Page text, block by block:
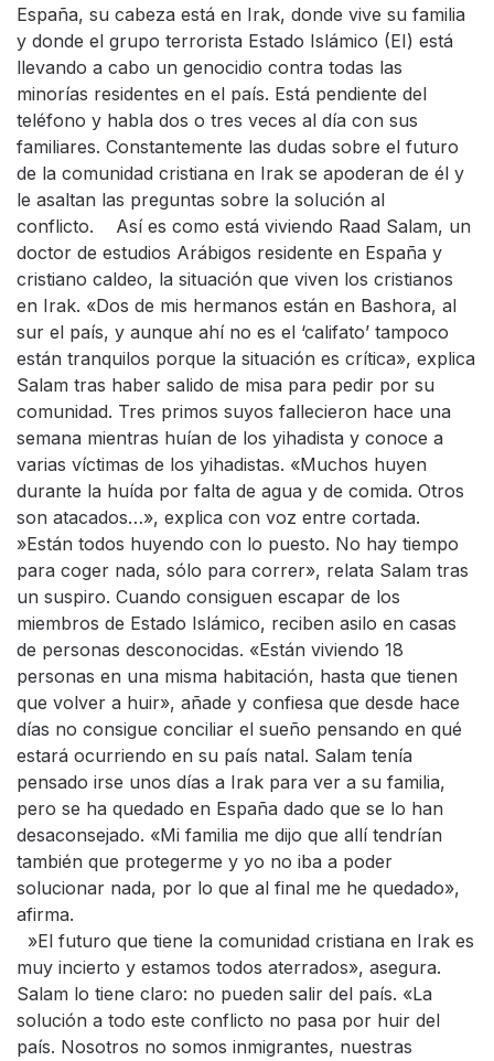
España, su cabeza está en Irak, donde vive su familia
y donde el grupo terrorista Estado Islámico (EI) está
llevando a cabo un genocidio contra todas las
minorías residentes en el país. Está pendiente del
teléfono y habla dos o tres veces al día con sus
familiares. Constantemente las dudas sobre el futuro
de la comunidad cristiana en Irak se apoderan de él y
le asaltan las preguntas sobre la solución al
conflicto. Así es como está viviendo Raad Salam, un
doctor de estudios Arábigos residente en España y
cristiano caldeo, la situación que viven los cristianos
en Irak. «Dos de mis hermanos están en Bashora, al
sur el país, y aunque ahí no es el ‘califato’ tampoco
están tranquilos porque la situación es crítica», explica
Salam tras haber salido de misa para pedir por su
comunidad. Tres primos suyos fallecieron hace una
semana mientras huían de los yihadista y conoce a
varias víctimas de los yihadistas. «Muchos huyen
durante la huída por falta de agua y de comida. Otros
son atacados…», explica con voz entre cortada.
»Están todos huyendo con lo puesto. No hay tiempo
para coger nada, sólo para correr», relata Salam tras
un suspiro. Cuando consiguen escapar de los
miembros de Estado Islámico, reciben asilo en casas
de personas desconocidas. «Están viviendo 18
personas en una misma habitación, hasta que tienen
que volver a huir», añade y confiesa que desde hace
días no consigue conciliar el sueño pensando en qué
estará ocurriendo en su país natal. Salam tenía
pensado irse unos días a Irak para ver a su familia,
pero se ha quedado en España dado que se lo han
desaconsejado. «Mi familia me dijo que allí tendrían
también que protegerme y yo no iba a poder
solucionar nada, por lo que al final me he quedado»,
afirma.
»El futuro que tiene la comunidad cristiana en Irak es
muy incierto y estamos todos aterrados», asegura.
Salam lo tiene claro: no pueden salir del país. «La
solución a todo este conflicto no pasa por huir del
país. Nosotros no somos inmigrantes, nuestras